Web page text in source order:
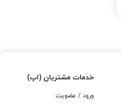
خدمات مشتریان (اپ)
ورود / عضویت